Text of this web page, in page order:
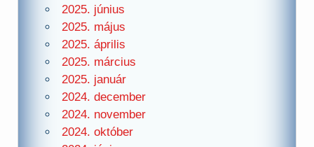
2025. június
2025. május
2025. április
2025. március
2025. január
2024. december
2024. november
2024. október